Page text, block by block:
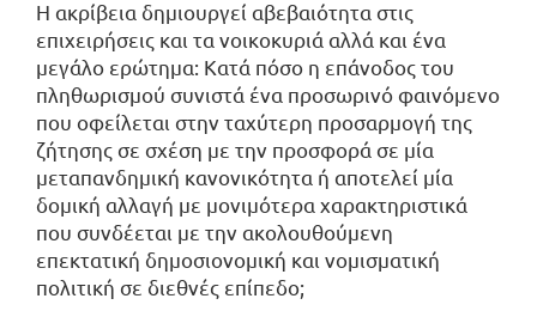
Η ακρίβεια δημιουργεί αβεβαιότητα στις
επιχειρήσεις και τα νοικοκυριά αλλά και ένα
μεγάλο ερώτημα: Κατά πόσο η επάνοδος του
πληθωρισμού συνιστά ένα προσωρινό φαινόμενο
που οφείλεται στην ταχύτερη προσαρμογή της
ζήτησης σε σχέση με την προσφορά σε μία
μεταπανδημική κανονικότητα ή αποτελεί μία
δομική αλλαγή με μονιμότερα χαρακτηριστικά
που συνδέεται με την ακολουθούμενη
επεκτατική δημοσιο­νομική και νομισματική
πολιτική σε διεθνές επίπεδο;